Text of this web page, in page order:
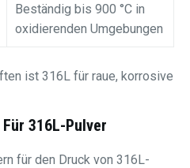
Beständig bis 900 °C in
oxidierenden Umgebungen
ist 316L für raue, korrosive
316L-Pulver
für den Druck von 316L-